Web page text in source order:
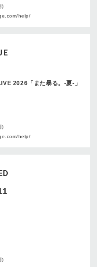
)
help/
2026「また暴る。-夏-」
)
help/
)